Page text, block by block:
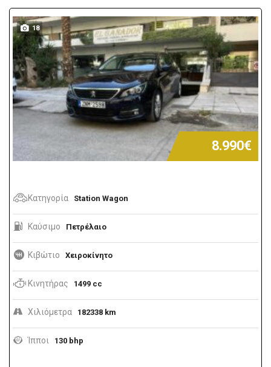
18
8.990€
Κατηγορία Station Wagon
Καύσιμο Πετρέλαιο
Κιβώτιο Χειροκίνητο
Κινητήρας 1499 cc
Χιλιόμετρα 182338 km
Ίπποι 130 bhp